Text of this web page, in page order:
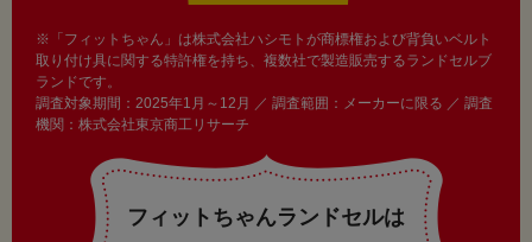
※「フィットちゃん」は株式会社ハシモトが商標権および背負いベルト
取り付け具に関する特許権を持ち、複数社で製造販売するランドセルブ
ランドです。
調査対象期間：2025年1月～12月 ／ 調査範囲：メーカーに限る ／ 調査
機関：株式会社東京商工リサーチ
フィットちゃんランドセルは